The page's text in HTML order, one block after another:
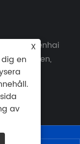
Road, Zhenhai
-provinsen,
X
en
av